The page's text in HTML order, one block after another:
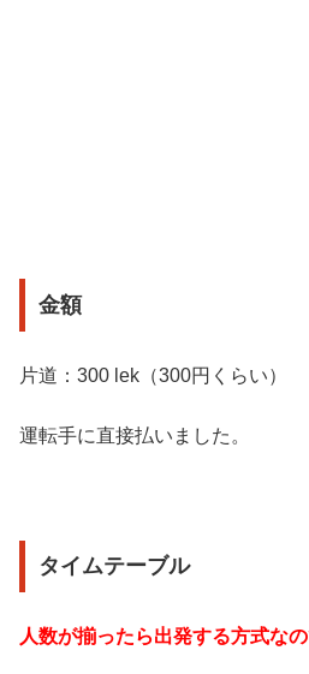
金額
片道：300 lek（300円くらい）
運転手に直接払いました。
タイムテーブル
人数が揃ったら出発する方式な